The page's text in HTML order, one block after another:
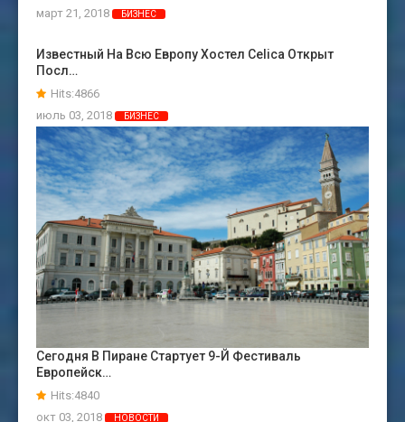
март 21, 2018
БИЗНЕС
Известный На Всю Европу Хостел Celica Открыт
Посл…
Hits:4866
июль 03, 2018
БИЗНЕС
Сегодня В Пиране Стартует 9-Й Фестиваль
Европейск…
Hits:4840
окт 03, 2018
НОВОСТИ